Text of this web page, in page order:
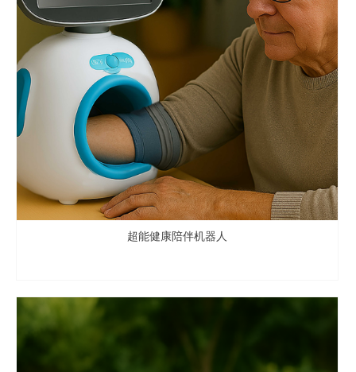
超能健康陪伴机器人